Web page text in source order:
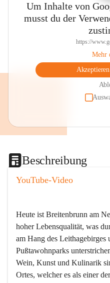
Um Inhalte von
musst du der
https://
Mehr
Beschreibung
YouTube-Video
Heute ist Breitenbrunn am
hoher Lebensqualität, was
am Hang des Leithagebirges
Pußtawohnparks
Wein, Kunst und Kulinarik
Ortes, welcher es als einer